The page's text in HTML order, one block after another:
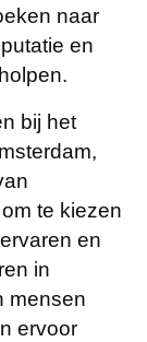
naar
en
bij het
te kiezen
en
in
mensen
ervoor